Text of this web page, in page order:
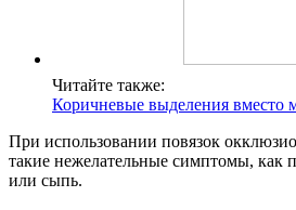
Читайте также:
Коричневые выделения вместо
При использовании повязок
такие нежелательные симптомы, как
или сыпь.